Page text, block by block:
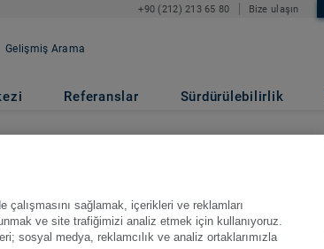
+90 (212) 213 65 80 Bize ulaşın
Gelişmiş Arama
Referanslar Sürdürülebilirlik
çalışmasını sağlamak, içerikleri ve reklamları
ve site trafiğimizi analiz etmek için kullanıyoruz.
sosyal medya, reklamcılık ve analiz ortaklarımızla